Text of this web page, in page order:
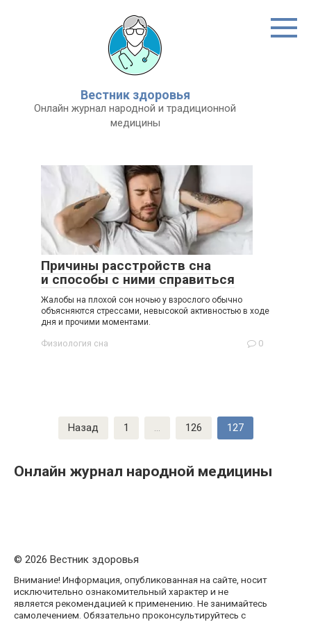
Вестник здоровья
Онлайн журнал народной и традиционной
медицины
Причины расстройств сна
и способы с ними справиться
Жалобы на плохой сон ночью у взрослого обычно
объясняются стрессами, невысокой активностью в ходе
дня и прочими моментами.
Физиология сна 0
Назад 1 … 126 127
Онлайн журнал народной медицины
© 2026 Вестник здоровья
Внимание! Информация, опубликованная на сайте, носит
исключительно ознакомительный характер и не
является рекомендацией к применению. Не занимайтесь
самолечением. Обязательно проконсультируйтесь с